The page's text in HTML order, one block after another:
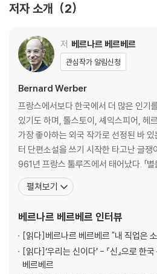
호모 메타모르포시스
감사의 말
저자 소개 2
저 베르나르 베르베르
관심작가 알림신청
Bernard Werber
프랑스에서보다 한국에서 더 많은 인기
있기도 하며, 톨스토이, 셰익스피어, 헤
가장 좋아하는 외국 작가로 선정된 바
터 단편소설을 쓰기 시작한 타고난 글쟁
961년 프랑스 툴루즈에서 태어났다. 「별
하는 그는 고등학교 때는 만화와 시나리
을 발행하였고, 이후 올더스 헉슬리와
하고 국립 언론 학교에서 저널리즘을 공
펼쳐보기
베르나르 베르베르 인터뷰
[읽다]베르나르 베르베르 "내 직업은
[읽다]‘우리는 신이다’ - 『신』으로 한
베르베르